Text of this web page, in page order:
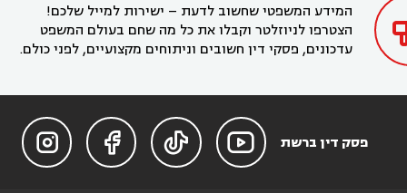
המידע המשפטי שחשוב לדעת – ישירות למייל שלכם!
הצטרפו לניוזלטר וקבלו את כל מה שחם בעולם המשפט
עדכונים, פסקי דין חשובים וניתוחים מקצועיים, לפני כולם.
פסק דין ברשת 


